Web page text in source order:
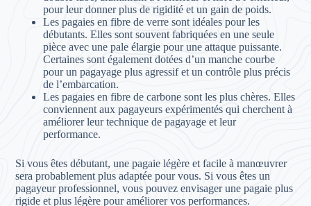
pour leur donner plus de rigidité et un gain de poids.
Les pagaies en fibre de verre sont idéales pour les
débutants. Elles sont souvent fabriquées en une seule
pièce avec une pale élargie pour une attaque puissante.
Certaines sont également dotées d’un manche courbe
pour un pagayage plus agressif et un contrôle plus précis
de l’embarcation.
Les pagaies en fibre de carbone sont les plus chères. Elles
conviennent aux pagayeurs expérimentés qui cherchent à
améliorer leur technique de pagayage et leur
performance.
Si vous êtes débutant, une pagaie légère et facile à manœuvrer
sera probablement plus adaptée pour vous. Si vous êtes un
pagayeur professionnel, vous pouvez envisager une pagaie plus
rigide et plus légère pour améliorer vos performances.